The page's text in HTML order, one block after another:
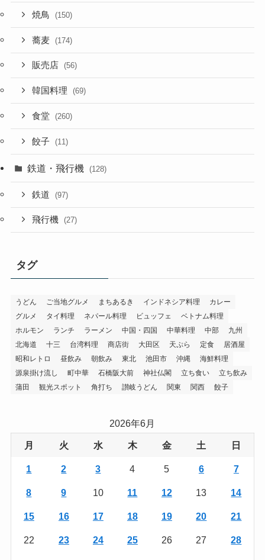
焼鳥 (150)
蕎麦 (174)
販売店 (56)
韓国料理 (69)
食堂 (260)
餃子 (11)
鉄道・飛行機 (128)
鉄道 (97)
飛行機 (27)
タグ
うどん ご当地グルメ まちあるき インドネシア料理
カレー
グルメ
タイ料理 ネパール料理 ビュッフェ
ベトナム料理
ホルモン
ランチ ラーメン 中国・四国 中華料理 中部
九州
北海道
十三 台湾料理 商店街 大田区 天ぷら 定食
居酒屋
昭和レトロ
昼飲み 朝飲み 東北 池田市 沖縄
海鮮料理
源泉掛け流し
町中華 石橋阪大前 神社仏閣 立ち食い
立ち飲み
蒲田
観光スポット 角打ち 讃岐うどん 関東 関西 餃子
2026年6月
月 火 水 木 金 土 日
1 2 3 4 5 6 7
8 9 10 11 12 13 14
15 16 17 18 19 20 21
22 23 24 25 26 27 28